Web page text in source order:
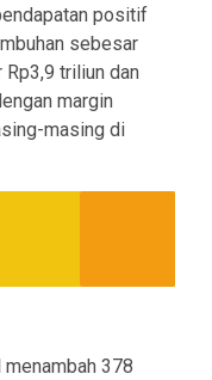
positif
sebesar
Rp3,9 triliun dan
margin
masing di
378